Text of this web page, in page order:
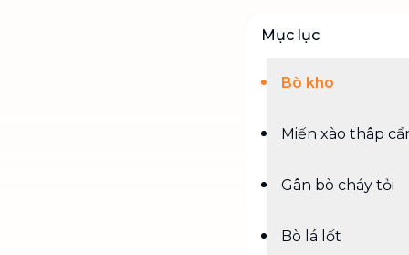
Mục lục
Bò kho
Miến xào thâp
Gân bò cháy tỏi
Bò lá lốt